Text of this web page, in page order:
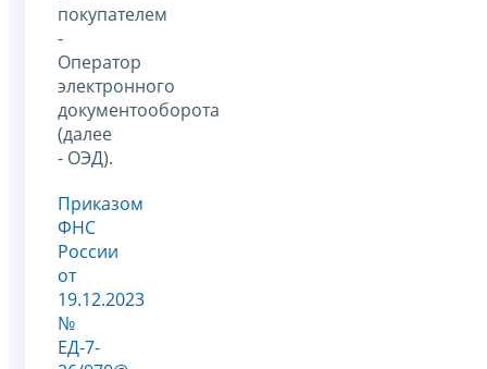
покупателем
-
Оператор
электронного
документооборота
(далее
- ОЭД).
Приказом
ФНС
России
от
19.12.2023
№
ЕД-7-